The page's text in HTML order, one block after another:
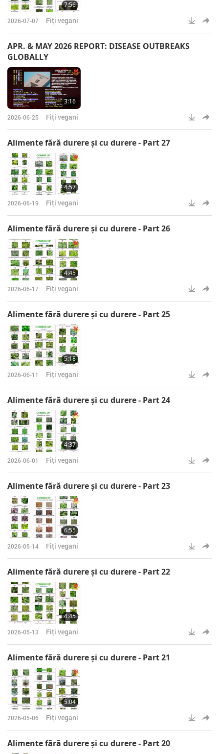
7:56
2026-07-07 Fiţi vegani
APR. & MAY 2026 REPORT: DISEASE OUTBREAKS
GLOBALLY
3:16
2026-06-25 Fiţi vegani
Alimente fără durere şi cu durere - Part 27
4:57
2026-06-19 Fiţi vegani
Alimente fără durere şi cu durere - Part 26
4:45
2026-06-17 Fiţi vegani
Alimente fără durere şi cu durere - Part 25
5:18
2026-06-11 Fiţi vegani
Alimente fără durere şi cu durere - Part 24
4:37
2026-06-01 Fiţi vegani
Alimente fără durere şi cu durere - Part 23
6:55
2026-05-14 Fiţi vegani
Alimente fără durere şi cu durere - Part 22
4:45
2026-05-13 Fiţi vegani
Alimente fără durere şi cu durere - Part 21
5:04
2026-05-06 Fiţi vegani
Alimente fără durere şi cu durere - Part 20